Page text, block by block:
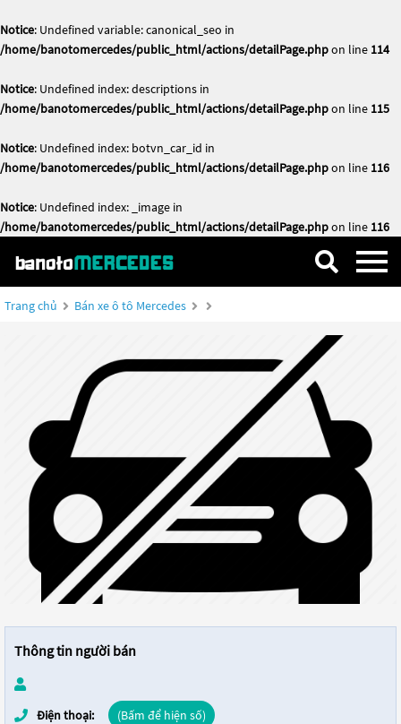
Notice: Undefined variable: canonical_seo in
/home/banotomercedes/public_html/actions/detailPage.phpon line 114
Notice: Undefined index: descriptions in
/home/banotomercedes/public_html/actions/detailPage.phpon line 115
Notice: Undefined index: botvn_car_id in
/home/banotomercedes/public_html/actions/detailPage.phpon line 116
Notice: Undefined index: _image in
/home/banotomercedes/public_html/actions/detailPage.phpon line 116
Trang chủ Bán xe ô tô Mercedes
Thông tin người bán
Điện thoại: (Bấm để hiện số)